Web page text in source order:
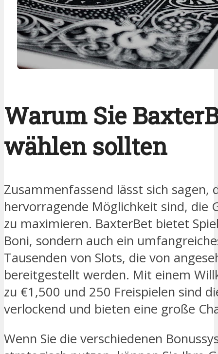
Warum Sie
wählen sollten
Zusammenfassend lässt sich sagen,
hervorragende Möglichkeit sind, die
zu maximieren. BaxterBet bietet
Boni, sondern auch ein
Tausenden von Slots, die von
bereitgestellt werden. Mit einem
zu €1,500 und 250 Freispielen sind
verlockend und bieten eine große
Wenn Sie die verschiedenen